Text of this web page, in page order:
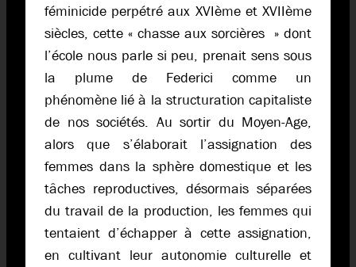
féminicide perpétré aux XVIème et XVIIème
siècles, cette « chasse aux sorcières » dont
l’école nous parle si peu, prenait sens sous
la plume de Federici comme un
phénomène lié à la structuration capitaliste
de nos sociétés. Au sortir du Moyen-Age,
alors que s’élaborait l’assignation des
femmes dans la sphère domestique et les
tâches reproductives, désormais séparées
du travail de la production, les femmes qui
tentaient d’échapper à cette assignation,
en cultivant leur autonomie culturelle et